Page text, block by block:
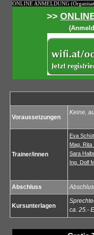
ONLINE ANMELDUNG
>>
Voraussetzungen
Keine,
Trainer/innen
Eva
Mag. Rita
Sara
Ing. Dolf
Abschluss
Kursunterlagen
ca. 25.-